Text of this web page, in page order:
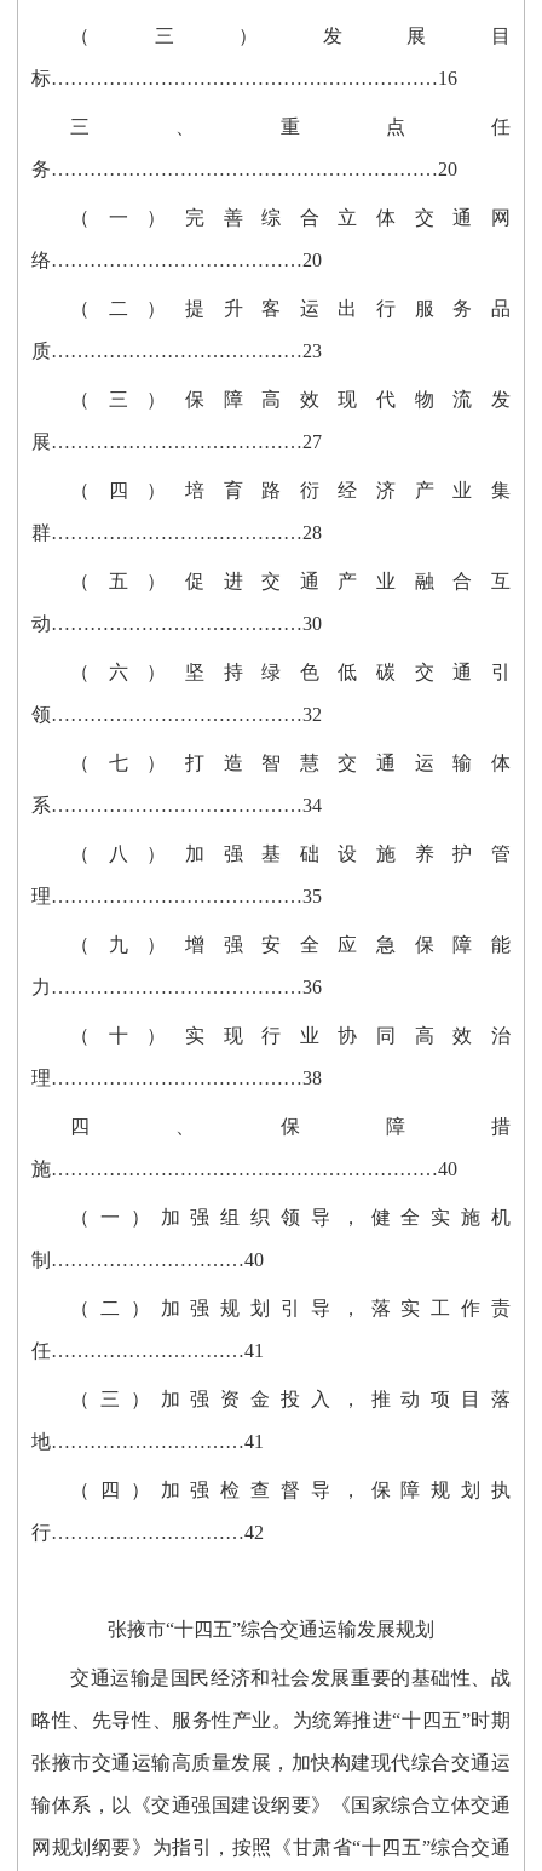
（三）发展目
标……………………………………………………16
三、重点任
务……………………………………………………20
（一）完善综合立体交通网
络…………………………………20
（二）提升客运出行服务品
质…………………………………23
（三）保障高效现代物流发
展…………………………………27
（四）培育路衍经济产业集
群…………………………………28
（五）促进交通产业融合互
动…………………………………30
（六）坚持绿色低碳交通引
领…………………………………32
（七）打造智慧交通运输体
系…………………………………34
（八）加强基础设施养护管
理…………………………………35
（九）增强安全应急保障能
力…………………………………36
（十）实现行业协同高效治
理…………………………………38
四、保障措
施……………………………………………………40
（一）加强组织领导，健全实施机
制…………………………40
（二）加强规划引导，落实工作责
任…………………………41
（三）加强资金投入，推动项目落
地…………………………41
（四）加强检查督导，保障规划执
行…………………………42
张掖市“十四五”综合交通运输发展规划
交通运输是国民经济和社会发展重要的基础性、战
略性、先导性、服务性产业。为统筹推进“十四五”时期
张掖市交通运输高质量发展，加快构建现代综合交通运
输体系，以《交通强国建设纲要》《国家综合立体交通
网规划纲要》为指引，按照《甘肃省“十四五”综合交通